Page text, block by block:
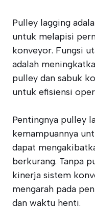
Pulley lagging
untuk melapisi
konveyor. Fungsi
adalah
pulley dan sabuk
untuk efisiensi
Pentingnya pulley
kemampuannya
dapat
berkurang. Tanpa
kinerja sistem
mengarah pada
dan waktu henti.